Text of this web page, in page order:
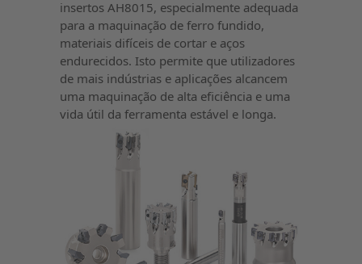
insertos AH8015, especialmente adequada
para a maquinação de ferro fundido,
materiais difíceis de cortar e aços
endurecidos. Isto permite que utilizadores
de mais indústrias e aplicações alcancem
uma maquinação de alta eficiência e uma
vida útil da ferramenta estável e longa.